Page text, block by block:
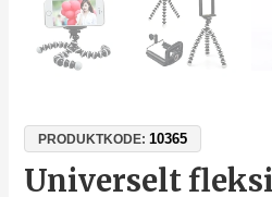
PRODUKTKODE:10365
Universelt